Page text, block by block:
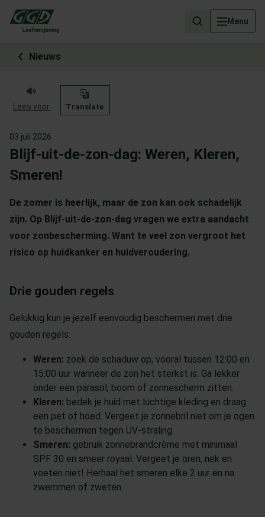
Menu
Als de resultaten voor automatisch aanvullen beschikbaar zijn,
Nieuws
Lees voor Translate
03 juli 2026
Blijf-uit-de-zon-dag: Weren, Kleren,
Smeren!
De zomer is heerlijk, maar de zon kan ook schadelijk
zijn. Op Blijf-uit-de-zon-dag vragen we extra aandacht
voor zonbescherming. Want te veel zon vergroot het
risico op huidkanker en huidveroudering.
Drie gouden regels
Gelukkig kun je jezelf eenvoudig beschermen met drie
gouden regels:
Weren: zoek de schaduw op, vooral tussen 12:00 en
15:00 uur wanneer de zon het sterkst is. Ga lekker
onder een parasol, boom of zonnescherm zitten.
Kleren: bedek je huid met luchtige kleding en draag
een pet of hoed. Vergeet je zonnebril niet om je ogen
te beschermen tegen UV-straling.
Smeren: gebruik zonnebrandcrème met minimaal
SPF 30 en smeer royaal. Vergeet je oren, nek en
voeten niet! Herhaal het smeren elke 2 uur en na
zwemmen of zweten.